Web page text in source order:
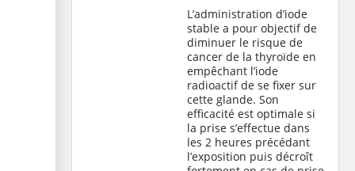
L’administration d’iode
stable a pour objectif de
diminuer le risque de
cancer de la thyroïde en
empêchant l’iode
radioactif de se fixer sur
cette glande. Son
efficacité est optimale si
la prise s’effectue dans
les 2 heures précédant
l’exposition puis décroît